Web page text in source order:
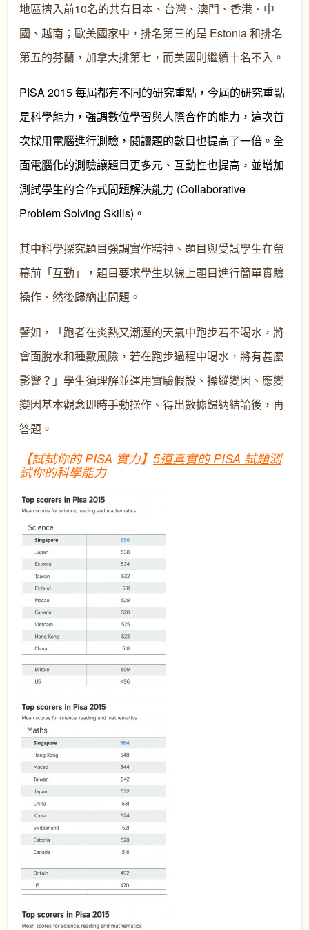
地區擠入前10名的共有日本、台灣、澳門、香港、中
國、越南；歐美國家中，排名第三的是 Estonia 和排名
第五的芬蘭，加拿大排第七，而美國則繼續十名不入。
PISA 2015 每屆都有不同的研究重點，今屆的研究重點
是科學能力，強調數位學習與人際合作的能力，這次首
次採用電腦進行測驗，閱讀題的數目也提高了一倍。全
面電腦化的測驗讓題目更多元、互動性也提高，並增加
測試學生的合作式問題解決能力 (Collaborative
Problem Solving Skills)。
其中科學探究題目強調實作精神、題目與受試學生在螢
幕前「互動」，題目要求學生以線上題目進行簡單實驗
操作、然後歸納出問題。
譬如，「跑者在炎熱又潮溼的天氣中跑步若不喝水，將
會面脫水和種數風險，若在跑步過程中喝水，將有甚麼
影響？」學生須理解並運用實驗假設、操縱變因、應變
變因基本觀念即時手動操作、得出數據歸納結論後，再
答題。
【試試你的 PISA 實力】5道真實的 PISA 試題測
試你的科學能力